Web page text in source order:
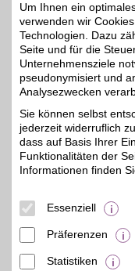
Adresse
Nordhäuser
Thüringen-
99091 Erfurt
Filialen in der
Telefon03 61
Um Ihnen ein
verwenden wir
Technologien. Dazu
Seite und für die
Unternehmensziele
pseudonymisiert und
Analysezwecken
Sie können selbst
jederzeit widerruflich
dass auf Basis Ihrer
Funktionalitäten der
Informationen finden
Essenziell
Präferenzen
Statistiken